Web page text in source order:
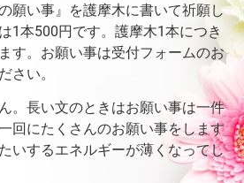
願い事』を護摩木に書いて祈願し
1本500円です。護摩木1本につき
す。 お願い事は受付フォームのお
さい。
。長い文のときはお願い事は一件
回にたくさんのお願い事をします
いするエネルギーが薄くなってし